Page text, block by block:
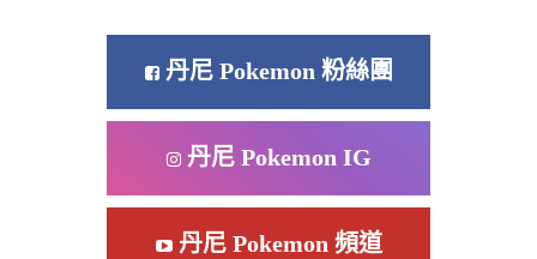
丹尼 Pokemon 粉絲團
丹尼 Pokemon IG
丹尼 Pokemon 頻道